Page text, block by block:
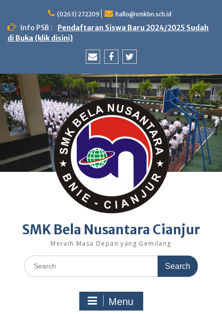
content
(0263) 272209 hallo@smkbn.sch.id
Info PSB :
Pendaftaran Siswa Baru 2024/2025 Sudah
di Buka (klik disini)
SMK Bela Nusantara Cianjur
Meraih Masa Depan yang Gemilang
Search
for:
Menu